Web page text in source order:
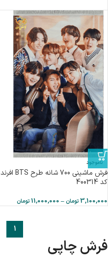
ناموجود
فرش ماشینی 700 شانه طرح BTS افرند
كد 400314
3,100,000 تومان–
11,000,000 تومان
1
فرش چاپی